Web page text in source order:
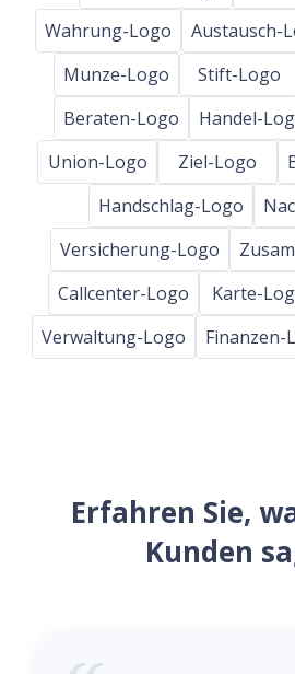
Wahrung-Logo
Austausch-
Munze-Logo
Stift-Logo
Beraten-Logo
Handel-
Union-Logo
Ziel-Logo
Handschlag-Logo
Versicherung-Logo
Callcenter-Logo
Karte-
Verwaltung-Logo
Finanzen-
Erfahren Sie,
Kunden